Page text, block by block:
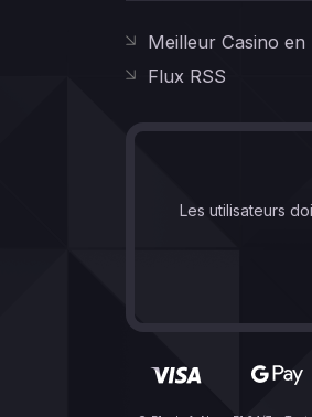
Meilleur Casino en
Flux RSS
Les utilisateurs